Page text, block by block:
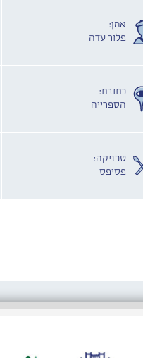
אמן:
פלור עדה
כתובת:
הספרייה
טכניקה:
פסיפס